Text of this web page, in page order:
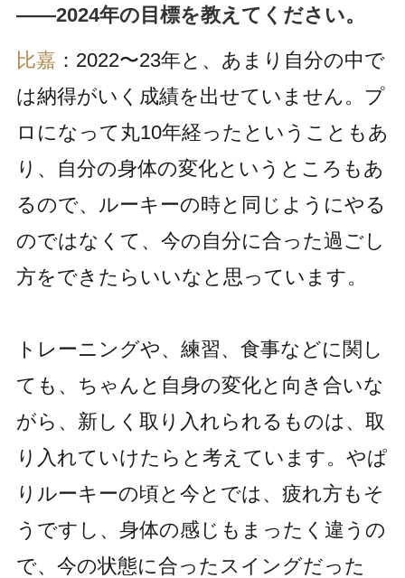
――2024年の目標を教えてください。
比嘉 ：2022〜23年と、あまり自分の中で
は納得がいく成績を出せていません。プ
ロになって丸10年経ったということもあ
り、自分の身体の変化というところもあ
るので、ルーキーの時と同じようにやる
のではなくて、今の自分に合った過ごし
方をできたらいいなと思っています。
トレーニングや、練習、食事などに関し
ても、ちゃんと自身の変化と向き合いな
がら、新しく取り入れられるものは、取
り入れていけたらと考えています。やぱ
りルーキーの頃と今とでは、疲れ方もそ
うですし、身体の感じもまったく違うの
で、今の状態に合ったスイングだった